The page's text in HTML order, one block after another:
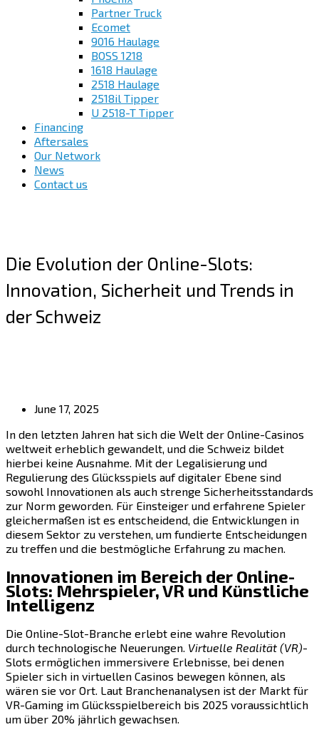
Partner Truck
Ecomet
9016 Haulage
BOSS 1218
1618 Haulage
2518 Haulage
2518il Tipper
U 2518-T Tipper
Financing
Aftersales
Our Network
News
Contact us
Die Evolution der Online-Slots:
Innovation, Sicherheit und Trends in
der Schweiz
June 17, 2025
In den letzten Jahren hat sich die Welt der Online-Casinos
weltweit erheblich gewandelt, und die Schweiz bildet
hierbei keine Ausnahme. Mit der Legalisierung und
Regulierung des Glücksspiels auf digitaler Ebene sind
sowohl Innovationen als auch strenge Sicherheitsstandards
zur Norm geworden. Für Einsteiger und erfahrene Spieler
gleichermaßen ist es entscheidend, die Entwicklungen in
diesem Sektor zu verstehen, um fundierte Entscheidungen
zu treffen und die bestmögliche Erfahrung zu machen.
Innovationen im Bereich der Online-
Slots: Mehrspieler, VR und Künstliche
Intelligenz
Die Online-Slot-Branche erlebt eine wahre Revolution
durch technologische Neuerungen. Virtuelle Realität (VR)-
Slots ermöglichen immersivere Erlebnisse, bei denen
Spieler sich in virtuellen Casinos bewegen können, als
wären sie vor Ort. Laut Branchenanalysen ist der Markt für
VR-Gaming im Glücksspielbereich bis 2025 voraussichtlich
um über 20% jährlich gewachsen.